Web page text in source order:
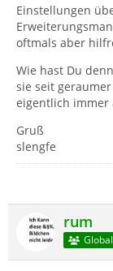
Einstellungen
oftmals aber
Wie hast Du
sie seit
eigentlich immer
Gruß
slengfe
rum